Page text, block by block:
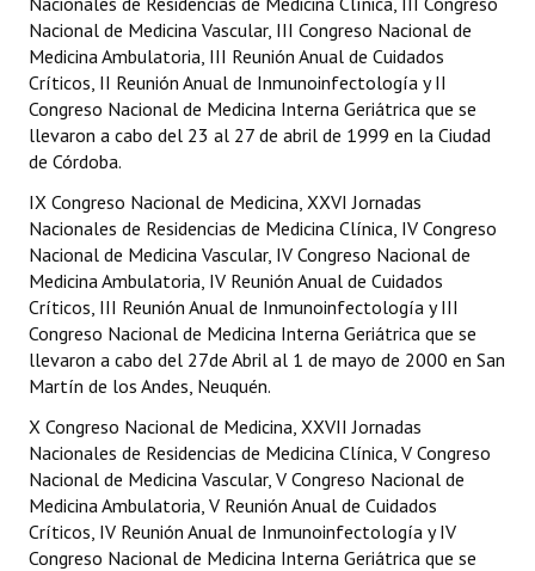
Nacional de Medicina Vascular, III Congreso Nacional de
Medicina Ambulatoria, III Reunión Anual de Cuidados
Críticos, II Reunión Anual de Inmunoinfectología y II
Congreso Nacional de Medicina Interna Geriátrica que se
llevaron a cabo del 23 al 27 de abril de 1999 en la Ciudad
de Córdoba.
IX Congreso Nacional de Medicina, XXVI Jornadas
Nacionales de Residencias de Medicina Clínica, IV Congreso
Nacional de Medicina Vascular, IV Congreso Nacional de
Medicina Ambulatoria, IV Reunión Anual de Cuidados
Críticos, III Reunión Anual de Inmunoinfectología y III
Congreso Nacional de Medicina Interna Geriátrica que se
llevaron a cabo del 27de Abril al 1 de mayo de 2000 en San
Martín de los Andes, Neuquén.
X Congreso Nacional de Medicina, XXVII Jornadas
Nacionales de Residencias de Medicina Clínica, V Congreso
Nacional de Medicina Vascular, V Congreso Nacional de
Medicina Ambulatoria, V Reunión Anual de Cuidados
Críticos, IV Reunión Anual de Inmunoinfectología y IV
Congreso Nacional de Medicina Interna Geriátrica que se